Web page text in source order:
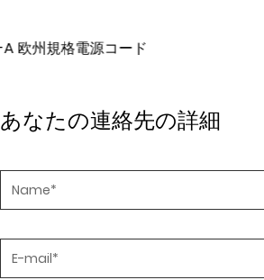
JT003 欧州標準 3 芯サフィ
あなたの連絡先の詳細